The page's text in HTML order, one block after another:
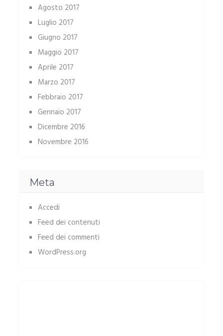
Agosto 2017
Luglio 2017
Giugno 2017
Maggio 2017
Aprile 2017
Marzo 2017
Febbraio 2017
Gennaio 2017
Dicembre 2016
Novembre 2016
Meta
Accedi
Feed dei contenuti
Feed dei commenti
WordPress.org